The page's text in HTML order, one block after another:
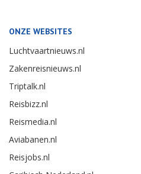
ONZE WEBSITES
Luchtvaartnieuws.nl
Zakenreisnieuws.nl
Triptalk.nl
Reisbizz.nl
Reismedia.nl
Aviabanen.nl
Reisjobs.nl